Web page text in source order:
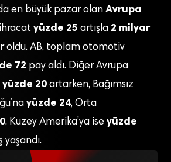
en büyük pazar olanAvrupa
yüzde 25 artışla 2 milyar
oldu. AB, toplam otomotiv
72 pay aldı. Diğer Avrupa
yüzde 20 artarken, Bağımsız
yüzde 24, Orta
, Kuzey Amerika’ya iseyüzde
yaşandı.